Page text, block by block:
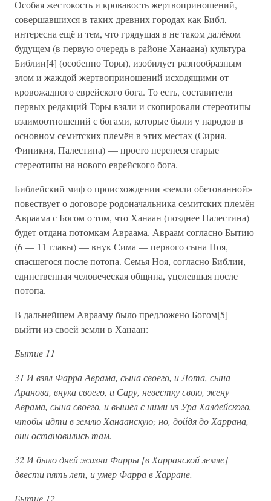
Особая жестокость и кровавость жертвоприношений,
совершавшихся в таких древних городах как Библ,
интересна ещё и тем, что грядущая в не таком далёком
будущем (в первую очередь в районе Ханаана) культура
Библии[4] (особенно Торы), изобилует разнообразным
злом и жаждой жертвоприношений исходящими от
кровожадного еврейского бога. То есть, составители
первых редакций Торы взяли и скопировали стереотипы
взаимоотношений с богами, которые были у народов в
основном семитских племён в этих местах (Сирия,
Финикия, Палестина) — просто перенеся старые
стереотипы на нового еврейского бога.
Библейский миф о происхождении «земли обетованной»
повествует о договоре родоначальника семитских племён
Авраама с Богом о том, что Ханаан (позднее Палестина)
будет отдана потомкам Авраама. Авраам согласно Бытию
(6 — 11 главы) — внук Сима — первого сына Ноя,
спасшегося после потопа. Семья Ноя, согласно Библии,
единственная человеческая община, уцелевшая после
потопа.
В дальнейшем Аврааму было предложено Богом[5]
выйти из своей земли в Ханаан:
Бытие 11
31 И взял Фарра Аврама, сына своего, и Лота, сына
Аранова, внука своего, и Сару, невестку свою, жену
Аврама, сына своего, и вышел с ними из Ура Халдейского,
чтобы идти в землю Ханаанскую; но, дойдя до Харрана,
они остановились там.
32 И было дней жизни Фарры [в Харранской земле]
двести пять лет, и умер Фарра в Харране.
Бытие 12